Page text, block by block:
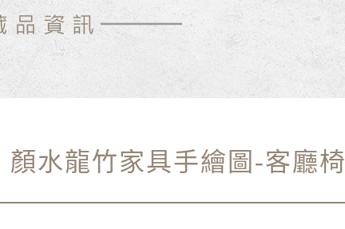
顏水龍竹家具手繪圖-客廳椅